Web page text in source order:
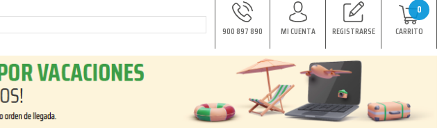
900 897 890 MI CUENTA REGISTRARSE
0
CARRITO